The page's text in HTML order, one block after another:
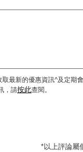
取最新的優惠資訊^及定期
，請按此查閱。
*以上評論屬